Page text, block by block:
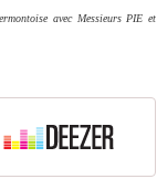
avec Messieurs PIE et